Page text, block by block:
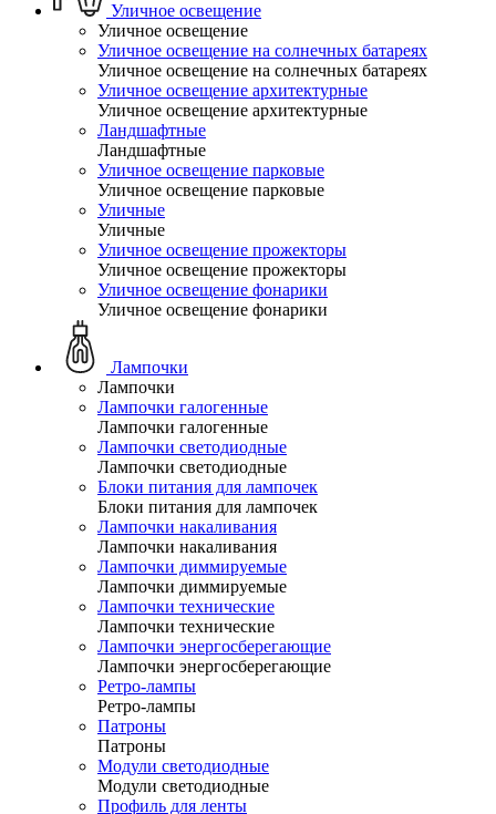
Уличное освещение
Уличное освещение
Уличное освещение на солнечных батареях
Уличное освещение на солнечных батареях
Уличное освещение архитектурные
Уличное освещение архитектурные
Ландшафтные
Ландшафтные
Уличное освещение парковые
Уличное освещение парковые
Уличные
Уличные
Уличное освещение прожекторы
Уличное освещение прожекторы
Уличное освещение фонарики
Уличное освещение фонарики
Лампочки
Лампочки
Лампочки галогенные
Лампочки галогенные
Лампочки светодиодные
Лампочки светодиодные
Блоки питания для лампочек
Блоки питания для лампочек
Лампочки накаливания
Лампочки накаливания
Лампочки диммируемые
Лампочки диммируемые
Лампочки технические
Лампочки технические
Лампочки энергосберегающие
Лампочки энергосберегающие
Ретро-лампы
Ретро-лампы
Патроны
Патроны
Модули светодиодные
Модули светодиодные
Профиль для ленты